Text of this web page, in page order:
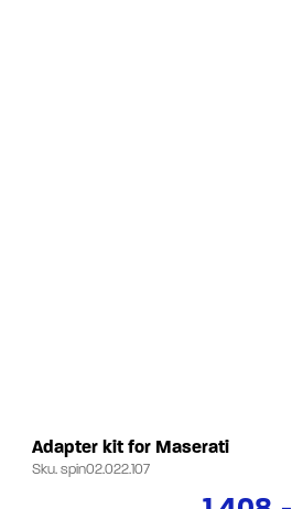
Adapter kit for Maserati
Sku.spin02.022.107